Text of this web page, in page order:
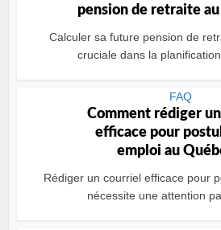
pension de retraite
Calculer sa future pension de
cruciale dans la planification
FAQ
Comment rédiger
efficace pour
emploi au
Rédiger un courriel efficace pour
nécessite une attention